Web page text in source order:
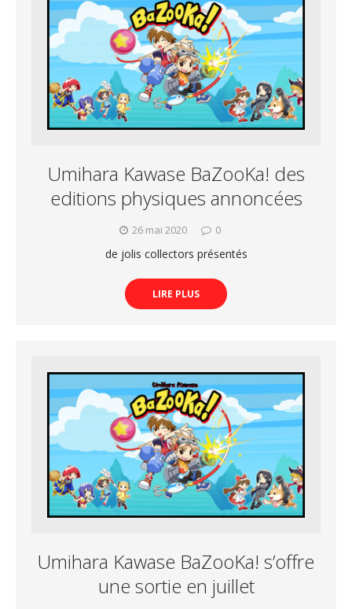
Umihara Kawase BaZooKa! des
editions physiques annoncées
26 mai 2020 0
de jolis collectors présentés
LIRE PLUS
Umihara Kawase BaZooKa! s’offre
une sortie en juillet